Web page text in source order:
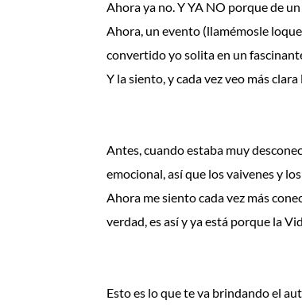
Ahora ya no. Y YA NO porque de
Ahora, un evento (llamémosle
convertido yo solita en un
Y la siento, y cada vez veo más
Antes, cuando estaba muy
emocional, así que los vaivenes y
Ahora me siento cada vez más
verdad, es así y ya está porque la
Esto es lo que te va brindando el